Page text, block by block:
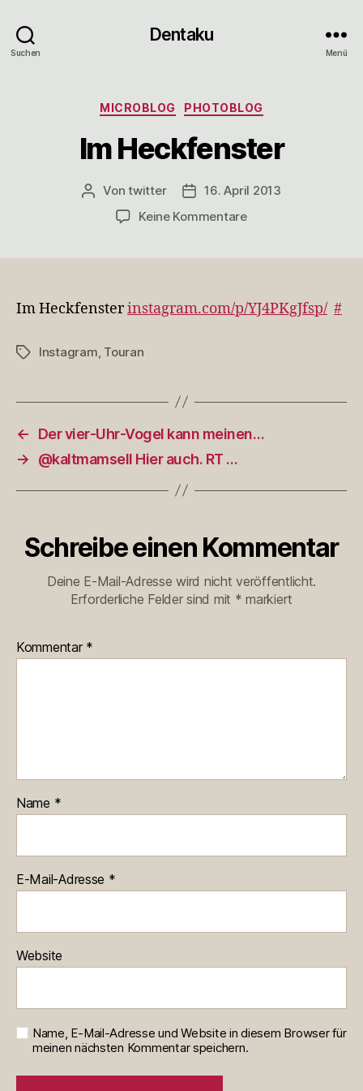
Suchen
Dentaku
Menü
Kategorien
MICROBLOG PHOTOBLOG
Im Heckfenster
Beitragsautor
Vontwitter Veröffentlichungsdatum
16. April 2013
Keine Kommentarezu
Im Heckfensterinstagram.com/p/YJ4PKgJfsp/ #
Schlagwörter
Instagram Touran
←
Der vier-Uhr-Vogel kann meinen…
→
@kaltmamsell Hier auch. RT ‏…
Schreibe einen Kommentar
Deine E-Mail-Adresse wird nicht veröffentlicht.
Erforderliche Felder sind mit * markiert
Kommentar *
Name *
E-Mail-Adresse *
Website
Name, E-Mail-Adresse und Website in diesem Browser für
meinen nächsten Kommentar speichern.